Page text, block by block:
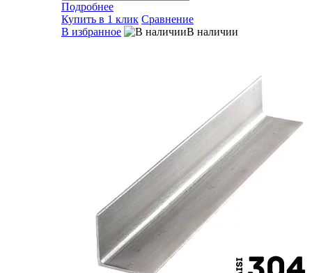
Подробнее
Купить в 1 клик Сравнение
В избранное
В наличии